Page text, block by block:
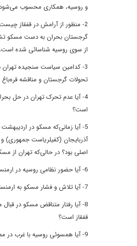
و روسیه، همکاری محسوب
2- منظور از آرامش در قفقاز چیست؟ آیا در شرایطی که هنوز بحران قره باغ که به دست
گرجستان بحران به دست مسکو
از سوی روسیه شناسائی شده
3- کدامین سیاست سنجیده تهران در قفقاز مورد رضایت مسکو است؟ آیا مواضع منفعلانه
تحولات گرجستانو مناقشه
4- آیا عدم تحرک تهران در حل بحرانهای
است؟
5- آیا زمانی‌که مسکو در اردیبهشت سال 1371 سبب شکست مذاکرات صلح قره‌باغ در تهران
آذربایجان (کفیلریاست جمهوری) و
اصلی بود؟ در حالی‌که تهران از
6- آیا حضور نظامی روسیه در ارمنستان و کمک تسلیحاتی به این کشور از نقش صلح
7- آیا تلاش و فشار مسکو به ارمنستان جهت ممانعت از انتقال گاز ایران به سایر مقاصد از طریق این کشور حاکی از نقش تنش‌زدائی مسکو در منطقه است؟
8- آیا رفتار متناقض مسکو در قبال مناطق ابخازیا و اوستیای جنوبی و مناطق مسلمان
قفقاز است؟
9- آیا همسوئی روسیه با غرب در ممانعت از حضور ایران در طرح‌های انتقال انرژی به